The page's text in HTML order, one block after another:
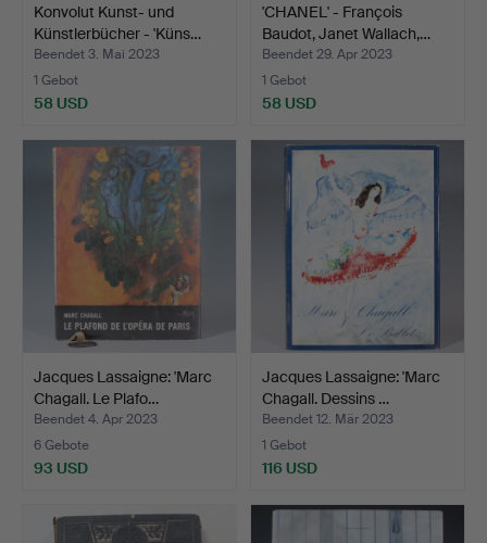
Konvolut Kunst- und
Künstlerbücher - 'Küns…
Beendet 3. Mai 2023
1 Gebot
58 USD
'CHANEL' - François
Baudot, Janet Wallach,…
Beendet 29. Apr 2023
1 Gebot
58 USD
Jacques Lassaigne: 'Marc
Chagall. Le Plafo…
Beendet 4. Apr 2023
6 Gebote
93 USD
Jacques Lassaigne: 'Marc
Chagall. Dessins …
Beendet 12. Mär 2023
1 Gebot
116 USD